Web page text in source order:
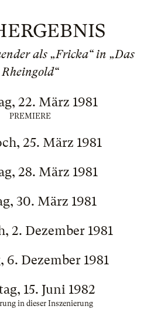
als „Fricka“ in „Das
Rheingold“
22. März 1981
PREMIERE
25. März 1981
28. März 1981
30. März 1981
2. Dezember 1981
6. Dezember 1981
15. Juni 1982
in dieser Inszenierung